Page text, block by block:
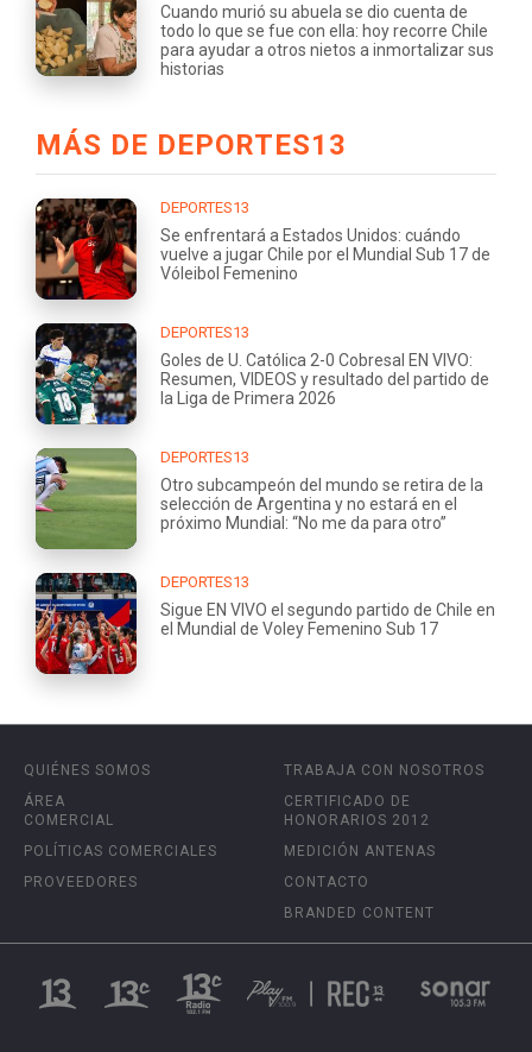
Cuando murió su abuela se dio cuenta de
todo lo que se fue con ella: hoy recorre Chile
para ayudar a otros nietos a inmortalizar sus
historias
MÁS DE DEPORTES13
DEPORTES13
Se enfrentará a Estados Unidos: cuándo
vuelve a jugar Chile por el Mundial Sub 17 de
Vóleibol Femenino
DEPORTES13
Goles de U. Católica 2-0 Cobresal EN VIVO:
Resumen, VIDEOS y resultado del partido de
la Liga de Primera 2026
DEPORTES13
Otro subcampeón del mundo se retira de la
selección de Argentina y no estará en el
próximo Mundial: “No me da para otro”
DEPORTES13
Sigue EN VIVO el segundo partido de Chile en
el Mundial de Voley Femenino Sub 17
QUIÉNES SOMOS
ÁREA
COMERCIAL
POLÍTICAS COMERCIALES
PROVEEDORES
TRABAJA CON NOSOTROS
CERTIFICADO DE
HONORARIOS 2012
MEDICIÓN ANTENAS
CONTACTO
BRANDED CONTENT